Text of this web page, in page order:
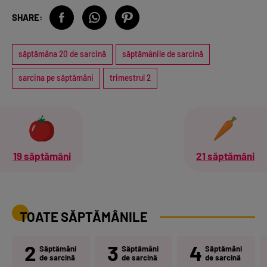
SHARE:
săptămâna 20 de sarcină săptămânile de sarcină
sarcina pe săptămâni trimestrul 2
19 săptămâni 21 săptămâni
TOATE SĂPTĂMÂNILE
2 Săptămâni
de sarcină
3 Săptămâni
de sarcină
4 Săptămâni
de sarcină